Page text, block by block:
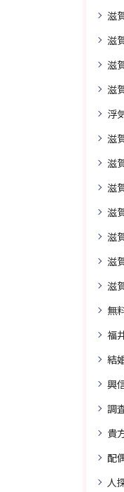
滋
滋賀
滋賀県
滋賀
浮
滋賀県
滋
滋賀
滋
滋
滋
滋
無
福井
結婚
興
調
貴
配偶
人